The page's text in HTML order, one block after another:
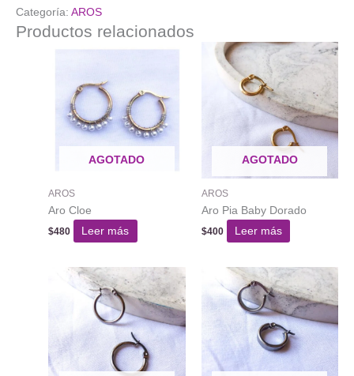
Categoría: AROS
Productos relacionados
AGOTADO
AROS
Aro Cloe
$480 Leer más
AGOTADO
AROS
Aro Pia Baby Dorado
$400 Leer más